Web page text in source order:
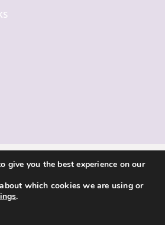
All Rights Reserved.
give you the best experience on our
which cookies we are using or
.